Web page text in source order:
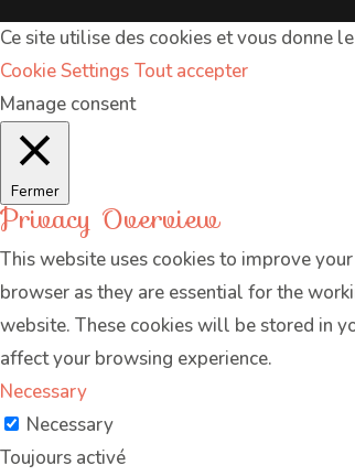
Ce site utilise des cookies et vous donne
Cookie Settings Tout accepter
Manage consent
Fermer
Privacy Overview
This website uses cookies to improve
browser as they are essential for the
website. These cookies will be stored in
affect your browsing experience.
Necessary
Necessary
Toujours activé